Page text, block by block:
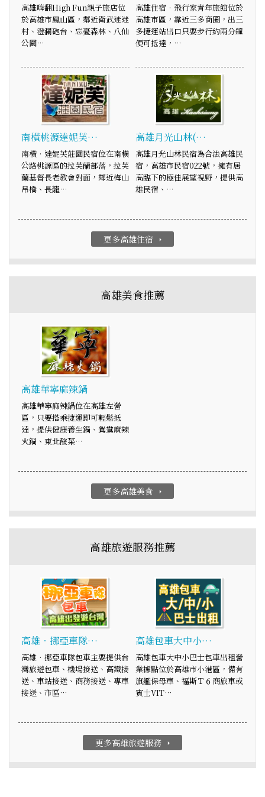
高雄嗨翻High Fun親子旅店位
於高雄市鳳山區，鄰近衛武迷迷
村、澄瀾砲台、忘憂森林、八仙
公園…
高雄住宿．飛行家青年旅館位於
高雄市區，靠近三多商圈，出三
多捷運站出口只要步行約兩分鐘
便可抵達，…
南橫桃源達妮芙…
南橫‧達妮芙莊園民宿位在南橫
公路桃源區的拉芙蘭部落，拉芙
蘭基督長老教會對面，鄰近梅山
吊橋、長龍…
高雄月光山林(…
高雄月光山林民宿為合法高雄民
宿，高雄市民宿022號，擁有居
高臨下的極佳展望視野，提供高
雄民宿、…
更多高雄住宿 arrow_right
高雄美食推薦
高雄華寧麻辣鍋
高雄華寧麻辣鍋位在高雄左營
區，只要搭乘捷運即可輕鬆抵
達，提供健康養生鍋、鴛鴦麻辣
火鍋、東北酸菜…
更多高雄美食 arrow_right
高雄旅遊服務推薦
高雄‧挪亞車隊…
高雄‧挪亞車隊包車主要提供台
灣旅遊包車、機場接送、高鐵接
送、車站接送、商務接送、專車
接送、市區…
高雄包車大中小…
高雄包車大中小巴士包車出租營
業據點位於高雄市小港區，備有
旗艦保母車、福斯Ｔ６商旅車或
賓士VIT…
更多高雄旅遊服務 arrow_right